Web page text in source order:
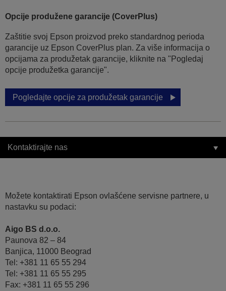
Opcije produžene garancije (CoverPlus)
Zaštitie svoj Epson proizvod preko standardnog perioda
garancije uz Epson CoverPlus plan. Za više informacija o
opcijama za produžetak garancije, kliknite na "Pogledaj
opcije produžetka garancije".
Pogledajte opcije za produžetak garancije
Kontaktirajte nas
Možete kontaktirati Epson ovlašćene servisne partnere, u
nastavku su podaci:
Aigo BS d.o.o.
Paunova 82 – 84
Banjica, 11000 Beograd
Tel: +381 11 65 55 294
Tel: +381 11 65 55 295
Fax: +381 11 65 55 296